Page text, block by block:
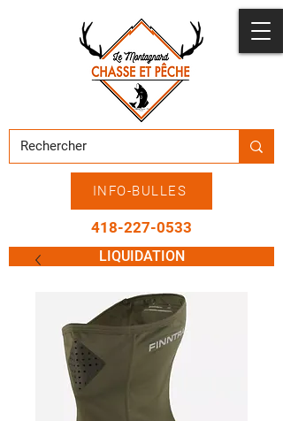
INFO-BULLES
418-227-0533
LIQUIDATION